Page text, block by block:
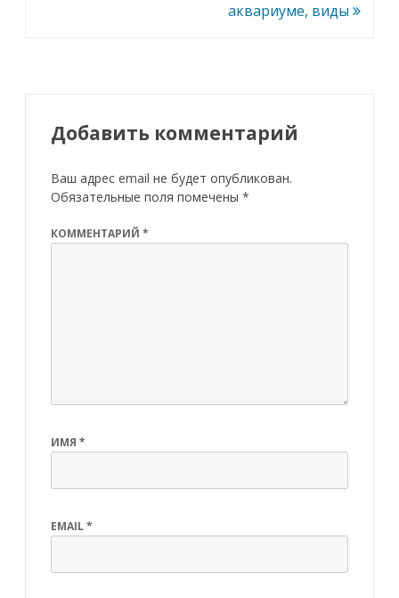
аквариуме, виды
Добавить комментарий
Ваш адрес email не будет опубликован.
Обязательные поля помечены *
КОММЕНТАРИЙ *
ИМЯ *
EMAIL*